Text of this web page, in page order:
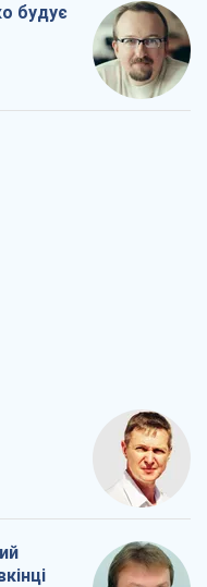
будує